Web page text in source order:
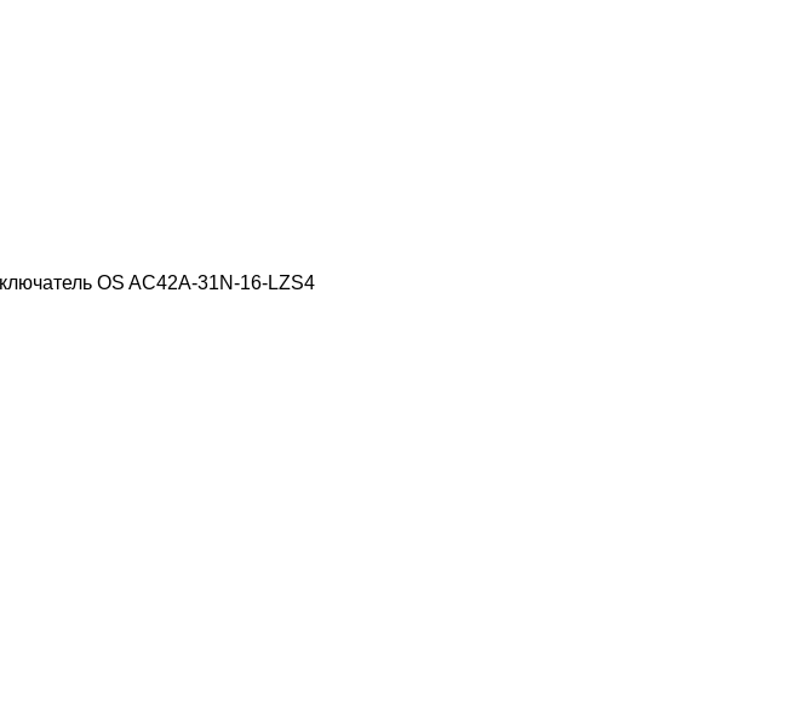
OS AC42A-31N-16-LZS4